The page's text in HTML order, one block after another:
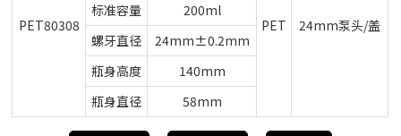
PET80308 PET 24mm泵头/盖
标准容量
200ml
螺牙直径
24mm±0.2mm
瓶身高度
140mm
瓶身直径
58mm